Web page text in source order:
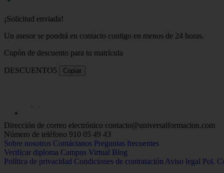
¡Solicitud enviada!
Un asesor se pondrá en contacto contigo en menos de 24 horas.
Cupón de descuento para tu matrícula
DESCUENTO5 Copiar
Dirección de correo electrónico contacto@universalformacion.com
Número de teléfono 910 05 49 43
Sobre nosotros Contáctanos Preguntas frecuentes
Verificar diploma Campus Virtual Blog
Política de privacidad Condiciones de contratación Aviso legal Pol.